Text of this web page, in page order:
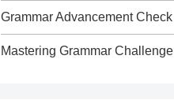
Grammar Advancement Check
Mastering Grammar Challenge